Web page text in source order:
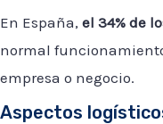
En España, el 34% de
normal
empresa o negocio.
Aspectos